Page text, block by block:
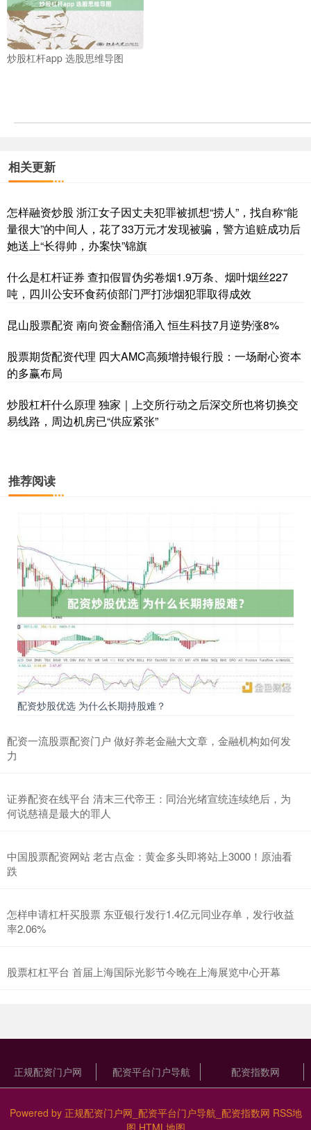
炒股杠杆app 选股思维导图
相关更新
怎样融资炒股 浙江女子因丈夫犯罪被抓想“捞人”，找自称“能
量很大”的中间人，花了33万元才发现被骗，警方追赃成功后
她送上“长得帅，办案快”锦旗
什么是杠杆证券 查扣假冒伪劣卷烟1.9万条、烟叶烟丝227
吨，四川公安环食药侦部门严打涉烟犯罪取得成效
昆山股票配资 南向资金翻倍涌入 恒生科技7月逆势涨8%
股票期货配资代理 四大AMC高频增持银行股：一场耐心资本
的多赢布局
炒股杠杆什么原理 独家｜上交所行动之后深交所也将切换交
易线路，周边机房已“供应紧张”
推荐阅读
配资炒股优选 为什么长期持股难？
配资一流股票配资门户 做好养老金融大文章，金融机构如何发
力
证券配资在线平台 清末三代帝王：同治光绪宣统连续绝后，为
何说慈禧是最大的罪人
中国股票配资网站 老古点金：黄金多头即将站上3000！原油看
跌
怎样申请杠杆买股票 东亚银行发行1.4亿元同业存单，发行收益
率2.06%
股票杠杠平台 首届上海国际光影节今晚在上海展览中心开幕
正规配资门户网 配资平台门户导航 配资指数网
Powered by 正规配资门户网_配资平台门户导航_配资指数网 RSS地